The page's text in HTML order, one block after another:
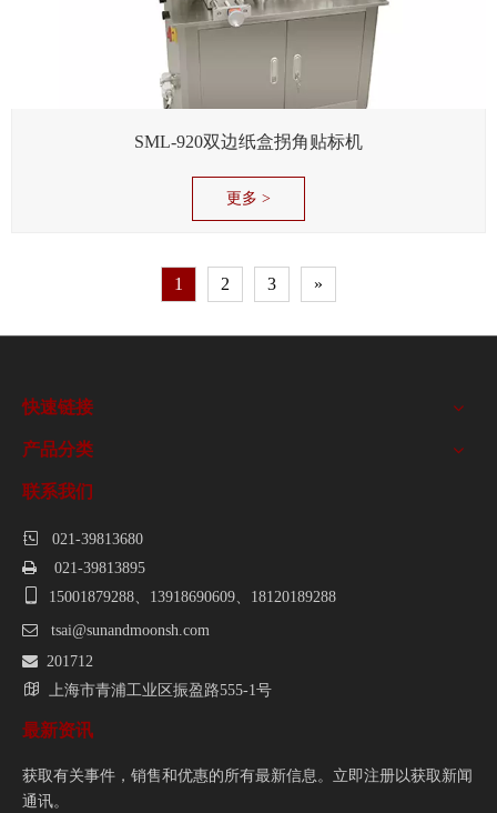
SML-920双边纸盒拐角贴标机
更多 >
1 2 3 »
快速链接
产品分类
联系我们
 021-39813680
 021-39813895
15001879288、13918690609、18120189288
 tsai@sunandmoonsh.com
 201712
 上海市青浦工业区振盈路555-1号
最新资讯
获取有关事件，销售和优惠的所有最新信息。立即注册以获取新闻
通讯。